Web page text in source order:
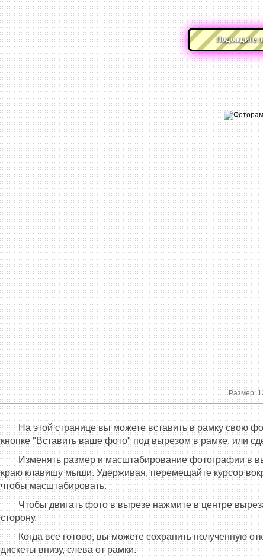
Подождите
Размер:
На этой странице вы можете вставить в рамку свою
кнопке "Вставить ваше фото" под вырезом в рамке, или
Изменять размер и масштабирование фотографии в
краю клавишу мыши. Удерживая, перемещайте курсор
чтобы масштабировать.
Чтобы двигать фото в вырезе нажмите в центре
сторону.
Когда все готово, вы можете сохранить полученную
дискеты внизу, слева от рамки.